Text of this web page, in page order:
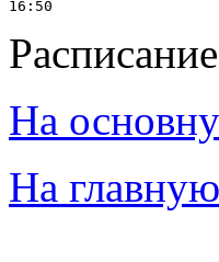
На
На